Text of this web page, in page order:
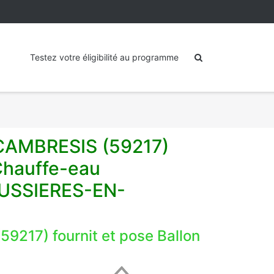
Testez votre éligibilité au programme
(59217)
eau
EN-
fournit et pose Ballon